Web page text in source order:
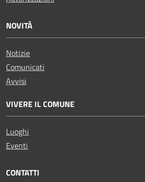
NOVITÀ
Notizie
Comunicati
Avvisi
VIVERE IL COMUNE
Luoghi
Eventi
CONTATTI